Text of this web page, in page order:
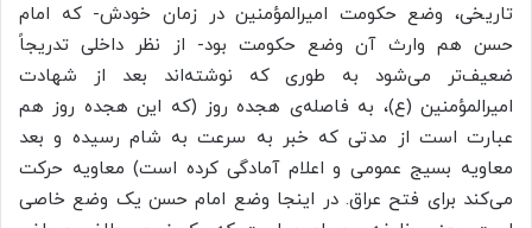
تاریخی، وضع حکومت امیرالمؤمنین در زمان خودش- که امام
حسن هم وارث آن وضع حکومت بود- از نظر داخلی تدریجاً
ضعیف‌تر می‌شود به طوری که نوشته‌اند بعد از شهادت
امیرالمؤمنین (ع)، به فاصله‌ی هجده روز (که این هجده روز هم
عبارت است از مدتی که خبر به سرعت به شام رسیده و بعد
معاویه بسیج عمومی و اعلام آمادگی کرده است) معاویه حرکت
می‌کند برای فتح عراق. در اینجا وضع امام حسن یک وضع خاصی